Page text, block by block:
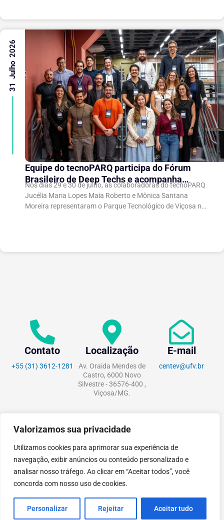
Valorizamos sua privacidade
Utilizamos cookies para aprimorar sua experiência de
navegação, exibir anúncios ou conteúdo personalizado e
analisar nosso tráfego. Ao clicar em “Aceitar todos”, você
concorda com nosso uso de cookies.
Personalizar Rejeitar Aceitar tudo
Equipe do tecnoPARQ participa do Fórum
Brasileiro de Deep Techs e acompanha
debates sobre políticas para inovação
científica
Nos dias 29 e 30 de julho, as colaboradoras do tecnoPARQ
Jucélia Maria Lopes Maia Roberto e Mônica Santana
Moreira representaram o Parque Tecnológico de Viçosa no
31 Julho 2026
Contato
+55 (31) 3612-1281
Localização
Av. Oraida Mendes de
Castro, 6000 Novo
Silvestre - 36576-400 ,
Viçosa/MG.
E-mail
centev@ufv.br
tecnoPARQ © 2021 por Digital
Pixel